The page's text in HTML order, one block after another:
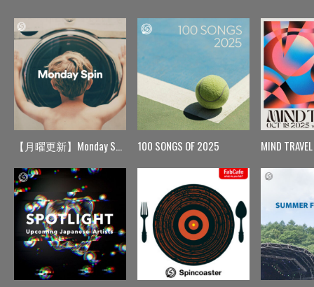
【月曜更新】Monday Spin 100 SONGS OF 2025 MIND TRAVEL